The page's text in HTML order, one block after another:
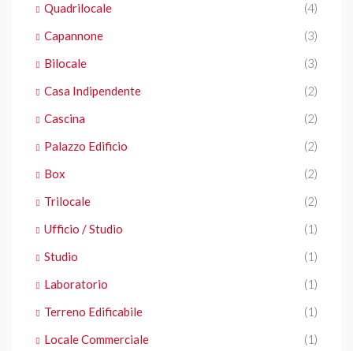
Quadrilocale
(4)
Capannone
(3)
Bilocale
(3)
Casa Indipendente
(2)
Cascina
(2)
Palazzo Edificio
(2)
Box
(2)
Trilocale
(2)
Ufficio / Studio
(1)
Studio
(1)
Laboratorio
(1)
Terreno Edificabile
(1)
Locale Commerciale
(1)